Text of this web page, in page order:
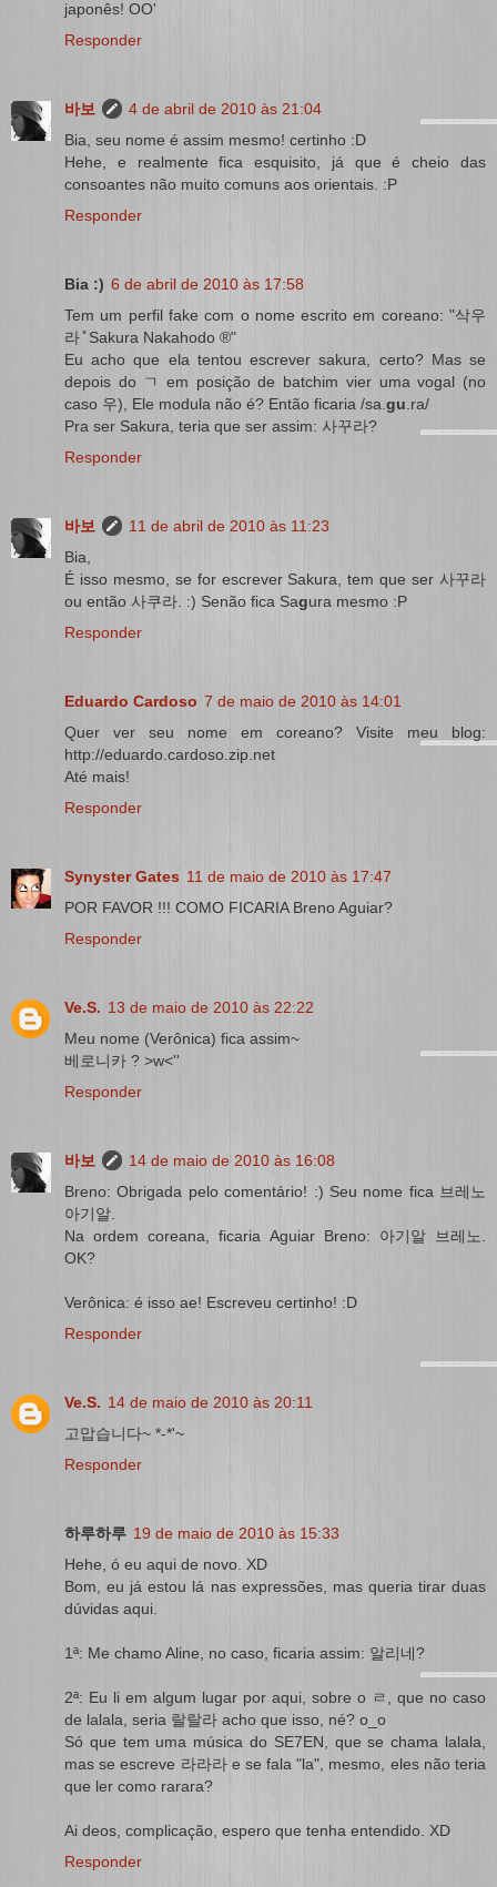
japonês! OO'
Responder
바보
4 de abril de 2010 às 21:04
Bia, seu nome é assim mesmo! certinho :D
Hehe, e realmente fica esquisito, já que é cheio das
consoantes não muito comuns aos orientais. :P
Responder
Bia :) 6 de abril de 2010 às 17:58
Tem um perfil fake com o nome escrito em coreano: "삭우
라 ̽ Sakura Nakahodo ®"
Eu acho que ela tentou escrever sakura, certo? Mas se
depois do ㄱ em posição de batchim vier uma vogal (no
caso 우), Ele modula não é? Então ficaria /sa.gu.ra/
Pra ser Sakura, teria que ser assim: 사꾸라?
Responder
바보
11 de abril de 2010 às 11:23
Bia,
É isso mesmo, se for escrever Sakura, tem que ser 사꾸라
ou então 사쿠라. :) Senão fica Sagura mesmo :P
Responder
Eduardo Cardoso 7 de maio de 2010 às 14:01
Quer ver seu nome em coreano? Visite meu blog:
http://eduardo.cardoso.zip.net
Até mais!
Responder
Synyster Gates 11 de maio de 2010 às 17:47
POR FAVOR !!! COMO FICARIA Breno Aguiar?
Responder
Ve.S. 13 de maio de 2010 às 22:22
Meu nome (Verônica) fica assim~
베로니카 ? >w<''
Responder
바보
14 de maio de 2010 às 16:08
Breno: Obrigada pelo comentário! :) Seu nome fica 브레노
아기알.
Na ordem coreana, ficaria Aguiar Breno: 아기알 브레노.
OK?
Verônica: é isso ae! Escreveu certinho! :D
Responder
Ve.S. 14 de maio de 2010 às 20:11
고맙습니다~ *-*'~
Responder
하루하루 19 de maio de 2010 às 15:33
Hehe, ó eu aqui de novo. XD
Bom, eu já estou lá nas expressões, mas queria tirar duas
dúvidas aqui.
1ª: Me chamo Aline, no caso, ficaria assim: 알리네?
2ª: Eu li em algum lugar por aqui, sobre o ㄹ, que no caso
de lalala, seria 랄랄라 acho que isso, né? o_o
Só que tem uma música do SE7EN, que se chama lalala,
mas se escreve 라라라 e se fala "la", mesmo, eles não teria
que ler como rarara?
Ai deos, complicação, espero que tenha entendido. XD
Responder